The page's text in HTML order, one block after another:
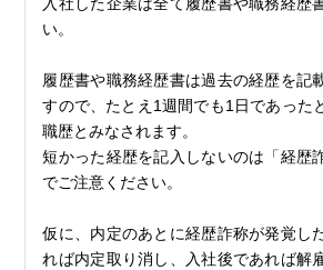
い。
履歴書や職務経歴書は過去の経歴を記
すので、たとえ1週間でも1日であった
職歴とみなされます。
短かった経歴を記入しないのは「経歴
でご注意ください。
仮に、内定のあとに経歴詐称が発覚し
れば内定取り消し、入社後であれば解